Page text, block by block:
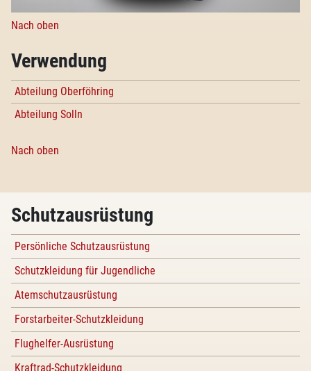
Nach oben
Verwendung
Abteilung Oberföhring
Abteilung Solln
Nach oben
Schutzausrüstung
Persönliche Schutzausrüstung
Schutzkleidung für Jugendliche
Atemschutzausrüstung
Forstarbeiter-Schutzkleidung
Flughelfer-Ausrüstung
Kraftrad-Schutzkleidung